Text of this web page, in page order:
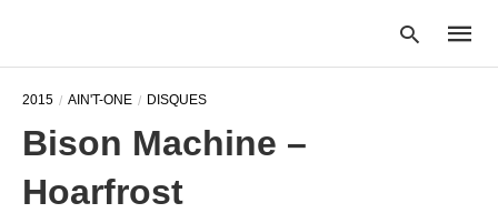
2015 AIN'T-ONE DISQUES
Bison Machine –
Hoarfrost